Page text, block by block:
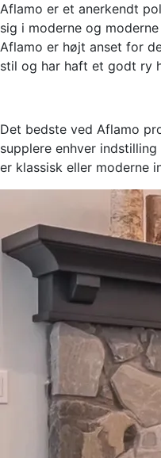
Aflamo er et anerkendt
sig i moderne og
Aflamo er højt anset for
stil og har haft et godt ry
Det bedste ved Aflamo
supplere enhver
er klassisk eller moderne